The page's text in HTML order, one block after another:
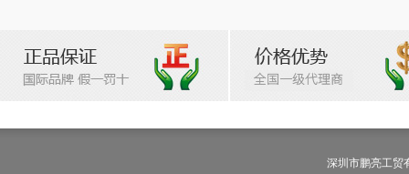
深圳市鹏亮工